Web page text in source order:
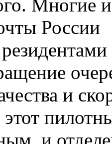
Многие
России
и